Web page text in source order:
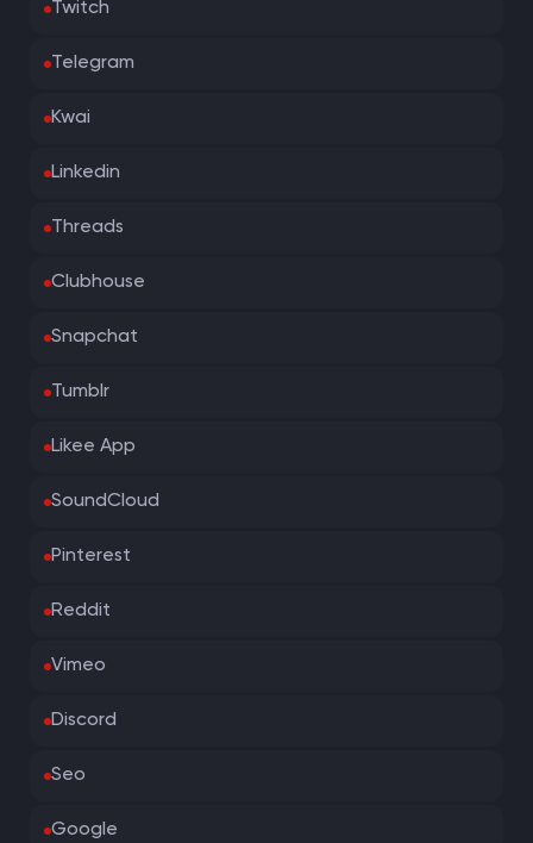
Twitch
Telegram
Kwai
Linkedin
Threads
Clubhouse
Snapchat
Tumblr
Likee App
SoundCloud
Pinterest
Reddit
Vimeo
Discord
Seo
Google